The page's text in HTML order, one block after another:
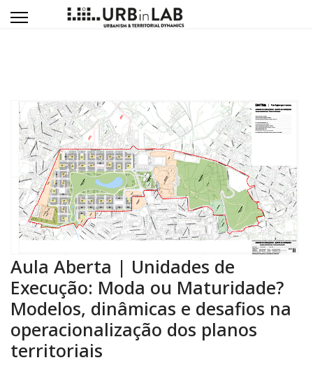
Aula Aberta | Unidades de
Execução: Moda ou Maturidade?
Modelos, dinâmicas e desafios na
operacionalização dos planos
territoriais